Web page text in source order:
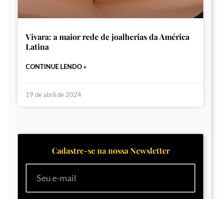
Vivara: a maior rede de joalherias da América
Latina
CONTINUE LENDO »
19 de abril de 2024
Cadastre-se na nossa Newsletter